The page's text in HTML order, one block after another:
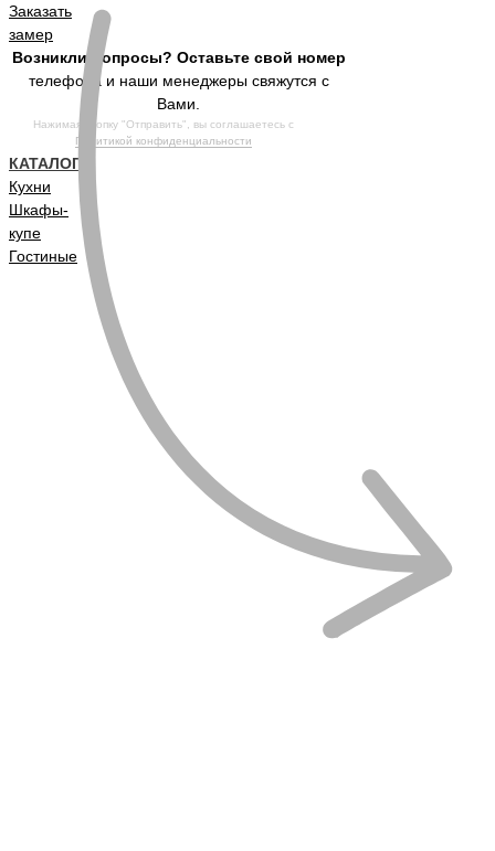
Заказать
замер
Возникли вопросы? Оставьте свой номер
телефона и наши менеджеры свяжутся с
Вами.
Нажимая кнопку "Отправить", вы соглашаетесь с
Политикой конфиденциальности
КАТАЛОГ
Кухни
Шкафы-
купе
Гостиные